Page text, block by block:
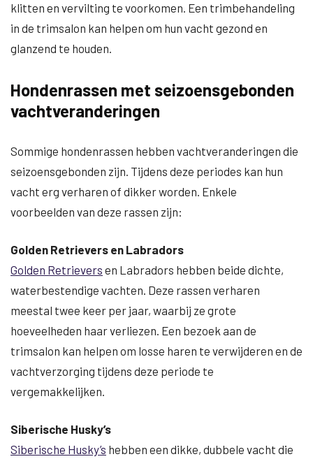
klitten en vervilting te voorkomen. Een trimbehandeling
in de trimsalon kan helpen om hun vacht gezond en
glanzend te houden.
Hondenrassen met seizoensgebonden
vachtveranderingen
Sommige hondenrassen hebben vachtveranderingen die
seizoensgebonden zijn. Tijdens deze periodes kan hun
vacht erg verharen of dikker worden. Enkele
voorbeelden van deze rassen zijn:
Golden Retrievers en Labradors
Golden Retrievers en Labradors hebben beide dichte,
waterbestendige vachten. Deze rassen verharen
meestal twee keer per jaar, waarbij ze grote
hoeveelheden haar verliezen. Een bezoek aan de
trimsalon kan helpen om losse haren te verwijderen en de
vachtverzorging tijdens deze periode te
vergemakkelijken.
Siberische Husky’s
Siberische Husky’s hebben een dikke, dubbele vacht die